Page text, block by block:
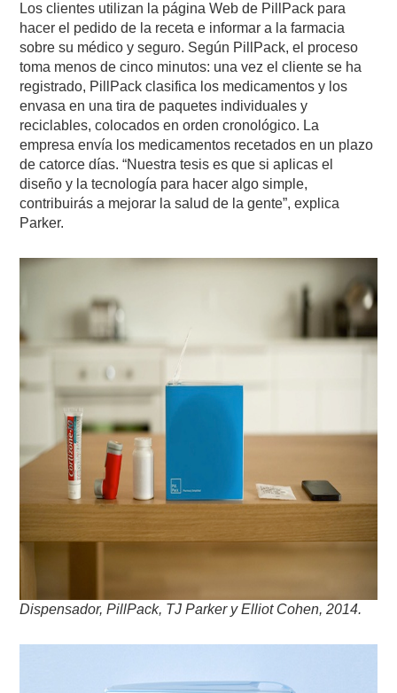
Los clientes utilizan la página Web de PillPack para
hacer el pedido de la receta e informar a la farmacia
sobre su médico y seguro. Según PillPack, el proceso
toma menos de cinco minutos: una vez el cliente se ha
registrado, PillPack clasifica los medicamentos y los
envasa en una tira de paquetes individuales y
reciclables, colocados en orden cronológico. La
empresa envía los medicamentos recetados en un plazo
de catorce días. “Nuestra tesis es que si aplicas el
diseño y la tecnología para hacer algo simple,
contribuirás a mejorar la salud de la gente”, explica
Parker.
Dispensador, PillPack, TJ Parker y Elliot Cohen, 2014.